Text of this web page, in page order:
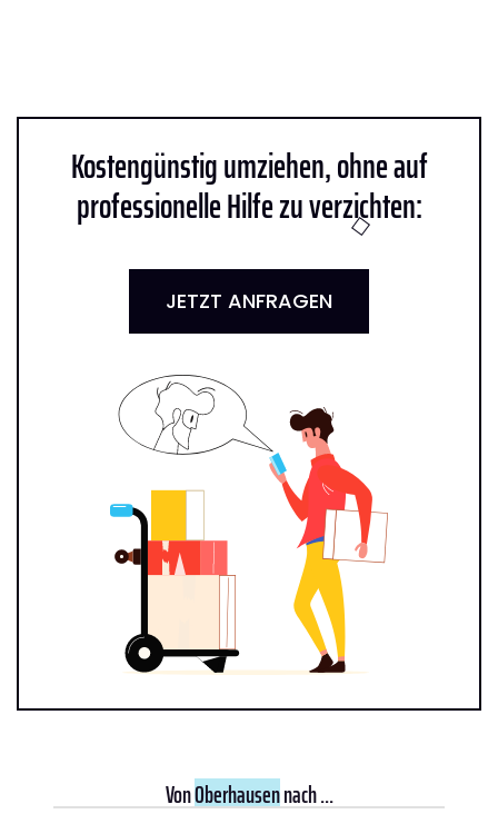
Kostengünstig umziehen, ohne auf
professionelle Hilfe zu verzichten:
JETZT ANFRAGEN
VonOberhausennach ...